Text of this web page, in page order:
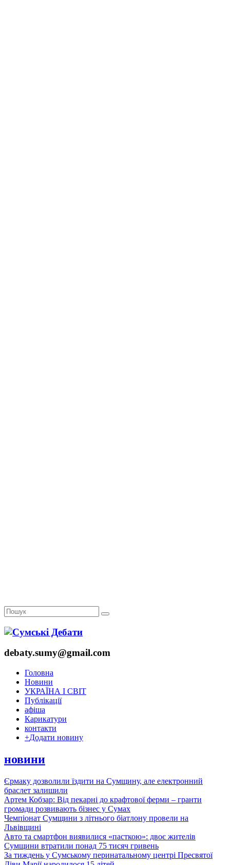
debaty.sumy@gmail.com
Головна
Новини
УКРАЇНА І СВІТ
Публікації
афіша
Карикатури
контакти
+Додати новину
новини
Єрмаку дозволили їздити на Сумщину, але електронний
браслет залишили
Артем Кобзар: Від пекарні до крафтової ферми – гранти
громади розвивають бізнес у Сумах
Чемпіонат Сумщини з літнього біатлону провели на
Львівщині
Авто та смартфон виявилися «пасткою»: двоє жителів
Сумщини втратили понад 75 тисяч гривень
За тиждень у Сумському перинатальному центрі Пресвятої